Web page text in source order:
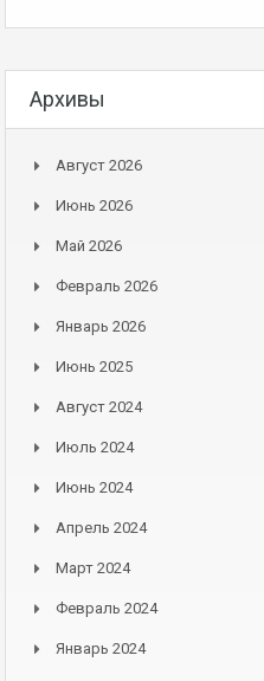
Архивы
Август 2026
Июнь 2026
Май 2026
Февраль 2026
Январь 2026
Июнь 2025
Август 2024
Июль 2024
Июнь 2024
Апрель 2024
Март 2024
Февраль 2024
Январь 2024